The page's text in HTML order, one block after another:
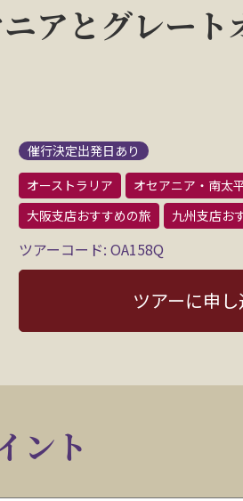
アとグレー
催行決定出発日あり
オーストラリア
オセアニア・南太
大阪支店おすすめの旅
九州支店お
ツアーコード: OA158Q
ツアーに申
ント